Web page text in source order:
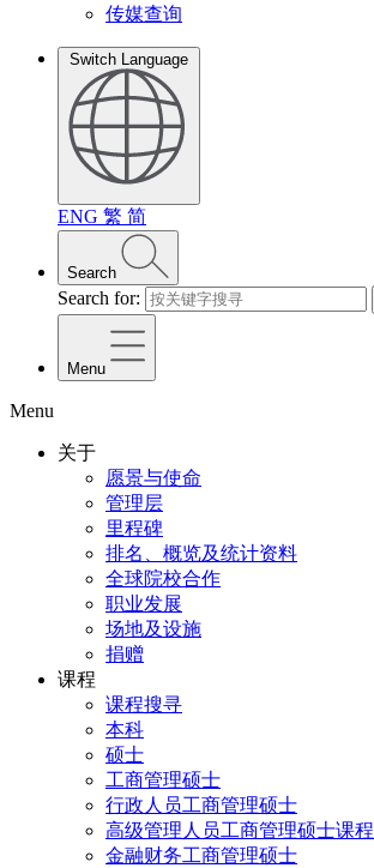
传媒查询
Switch Language
ENG 繁 简
Search
Search for:
Menu
Menu
关于
愿景与使命
管理层
里程碑
排名、概览及统计资料
全球院校合作
职业发展
场地及设施
捐赠
课程
课程搜寻
本科
硕士
工商管理硕士
行政人员工商管理硕士
高级管理人员工商管理硕士课程
金融财务工商管理硕士